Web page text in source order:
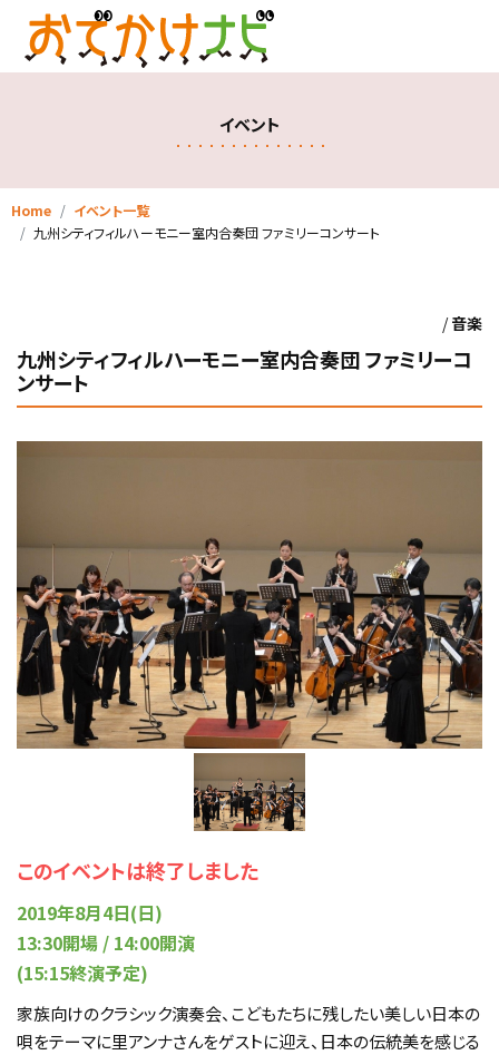
イベント
Home
イベント一覧
九州シティフィルハーモニー室内合奏団 ファミリーコンサート
/音楽
九州シティフィルハーモニー室内合奏団 ファミリーコ
ンサート
このイベントは終了しました
2019年8月4日(日)
13:30開場 / 14:00開演
(15:15終演予定)
家族向けのクラシック演奏会、こどもたちに残したい美しい日本の
唄をテーマに里アンナさんをゲストに迎え、日本の伝統美を感じる